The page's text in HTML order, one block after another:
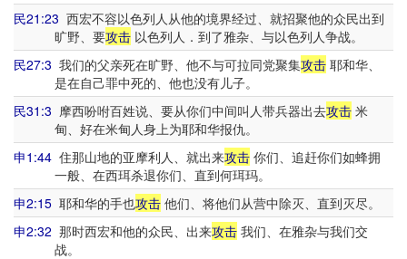
民21:23 西宏不容以色列人从他的境界经过、就招聚他的众民出到
旷野、要攻击以色列人．到了雅杂、与以色列人争战。
民27:3 我们的父亲死在旷野、他不与可拉同党聚集攻击 耶和华、
是在自己罪中死的、他也没有儿子。
民31:3 摩西吩咐百姓说、要从你们中间叫人带兵器出去攻击 米
甸、好在米甸人身上为耶和华报仇。
申1:44 住那山地的亚摩利人、就出来攻击 你们、追赶你们如蜂拥
一般、在西珥杀退你们、直到何珥玛。
申2:15 耶和华的手也攻击 他们、将他们从营中除灭、直到灭尽。
申2:32 那时西宏和他的众民、出来攻击 我们、在雅杂与我们交
战。